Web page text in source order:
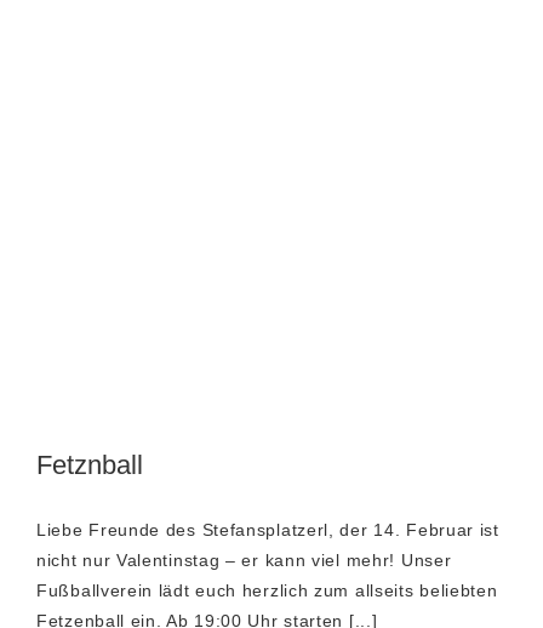
Fetznball
Liebe Freunde des Stefansplatzerl, der 14. Februar ist
nicht nur Valentinstag – er kann viel mehr! Unser
Fußballverein lädt euch herzlich zum allseits beliebten
Fetzenball ein. Ab 19:00 Uhr starten [...]